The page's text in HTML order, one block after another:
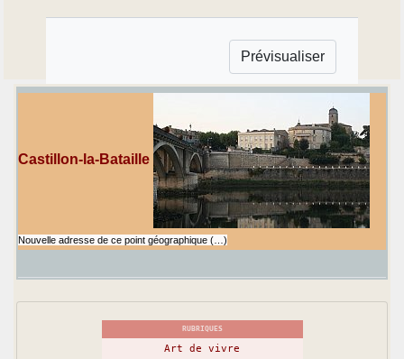
Castillon-la-Bataille
Nouvelle adresse de ce point géographique (…)
RUBRIQUES
Art de vivre